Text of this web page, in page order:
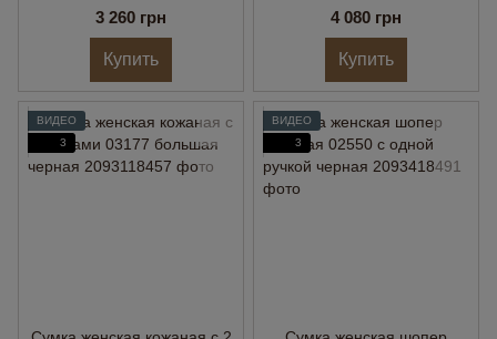
3 260 грн
Купить
4 080 грн
Купить
ВИДЕО
3
ВИДЕО
3